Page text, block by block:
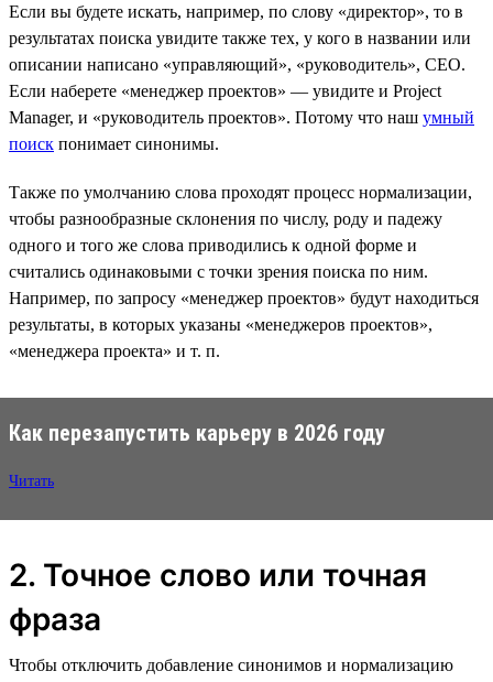
Если вы будете искать, например, по слову «директор», то в
результатах поиска увидите также тех, у кого в названии или
описании написано «управляющий», «руководитель», CEO.
Если наберете «менеджер проектов» — увидите и Project
Manager, и «руководитель проектов». Потому что наш умный
поиск понимает синонимы.
Также по умолчанию слова проходят процесс нормализации,
чтобы разнообразные склонения по числу, роду и падежу
одного и того же слова приводились к одной форме и
считались одинаковыми с точки зрения поиска по ним.
Например, по запросу «менеджер проектов» будут находиться
результаты, в которых указаны «менеджеров проектов»,
«менеджера проекта» и т. п.
Как перезапустить карьеру в 2026 году
Читать
2. Точное слово или точная
фраза
Чтобы отключить добавление синонимов и нормализацию